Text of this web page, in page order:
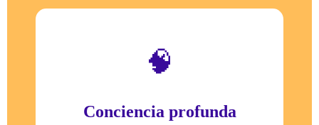
🧠
Conciencia profunda